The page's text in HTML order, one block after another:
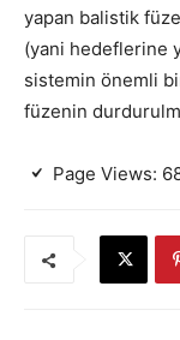
yapan balistik
(yani hedeflerine
sistemin önemli
füzenin
Page Views: